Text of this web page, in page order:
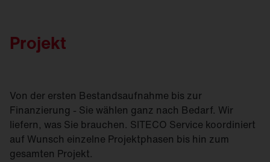
Projekt
Von der ersten Bestandsaufnahme bis zur
Finanzierung - Sie wählen ganz nach Bedarf. Wir
liefern, was Sie brauchen. SITECO Service koordiniert
auf Wunsch einzelne Projektphasen bis hin zum
gesamten Projekt.